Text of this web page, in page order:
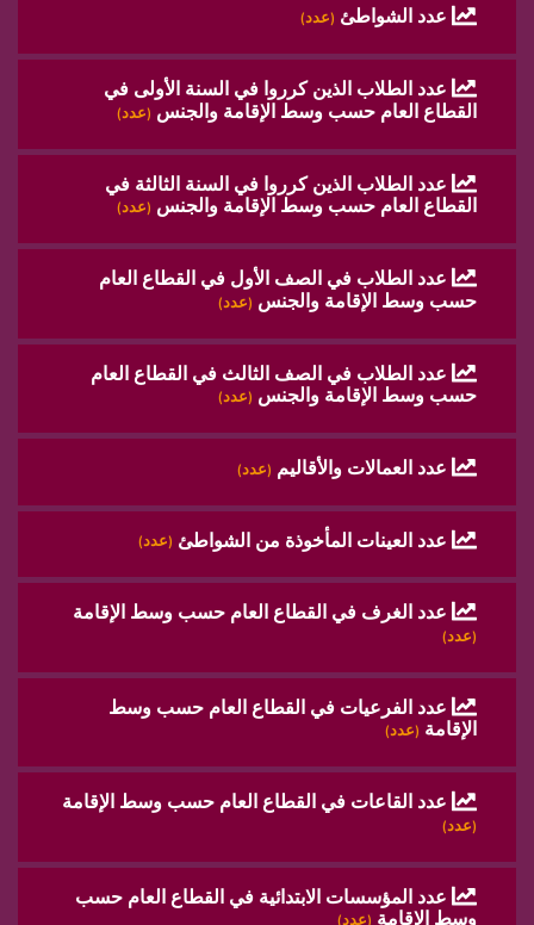
عدد الشواطئ (عدد)
عدد الطلاب الذين كرروا في السنة الأولى في
القطاع العام حسب وسط الإقامة والجنس (عدد)
عدد الطلاب الذين كرروا في السنة الثالثة في
القطاع العام حسب وسط الإقامة والجنس (عدد)
عدد الطلاب في الصف الأول في القطاع العام
حسب وسط الإقامة والجنس (عدد)
عدد الطلاب في الصف الثالث في القطاع العام
حسب وسط الإقامة والجنس (عدد)
عدد العمالات والأقاليم (عدد)
عدد العينات المأخوذة من الشواطئ (عدد)
عدد الغرف في القطاع العام حسب وسط الإقامة
(عدد)
عدد الفرعيات في القطاع العام حسب وسط
الإقامة (عدد)
عدد القاعات في القطاع العام حسب وسط الإقامة
(عدد)
عدد المؤسسات الابتدائية في القطاع العام حسب
وسط الإقامة (عدد)